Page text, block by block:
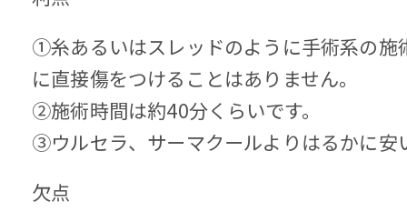
①糸あるいはスレッドのように手術系の施
に直接傷をつけることはありません。
②施術時間は約40分くらいです。
③ウルセラ、サーマクールよりはるかに安
欠点